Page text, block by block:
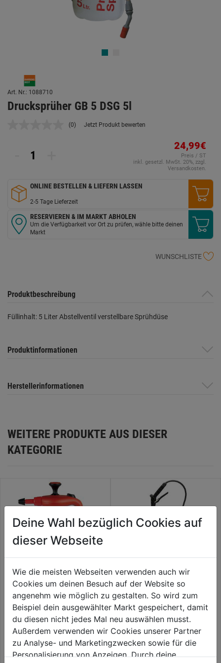
Art. Nr.: 1088710
Drucksprüher GB 5 DSG 5l
Kein
(0) Jetzt Produkt bewerten
24,99€
Preis / ST
inkl. gesetzl. MwSt. 20%, zzgl.
Versandkosten.
ONLINE BESTELLEN & LIEFERN LASSEN
2-5 Tage Lieferzeit
RESERVIEREN & IM MARKT ABHOLEN
Um die Verfügbarkeit vor Ort zu prüfen, wähle bitte deinen
Markt
WUNSCHLISTE
Produktbeschreibung
Füllinhalt: 5 Liter Abstellventil verstellbare Sprühdüse
Produktinformationen
Herstellerinformationen
WEITERE PRODUKTE AUS DIESER
KATEGORIE
Drucksprüher 1l Universal plus
F1 360° sprühbar
0.0 (0)
0.0
26,99€
Drucksprühgerät Flori
Compact 3l
0.0 (0)
0.0
31,59€
Deine Wahl bezüglich Cookies auf
dieser Webseite
Wie die meisten Webseiten verwenden auch wir
Cookies um deinen Besuch auf der Website so
angenehm wie möglich zu gestalten. So wird zum
Beispiel dein ausgewählter Markt gespeichert, damit
du diesen nicht jedes Mal neu auswählen musst.
Außerdem verwenden wir Cookies unserer Partner
zu Analyse- und Marketingzwecken sowie für die
Personalisierung von Anzeigen. Durch deine